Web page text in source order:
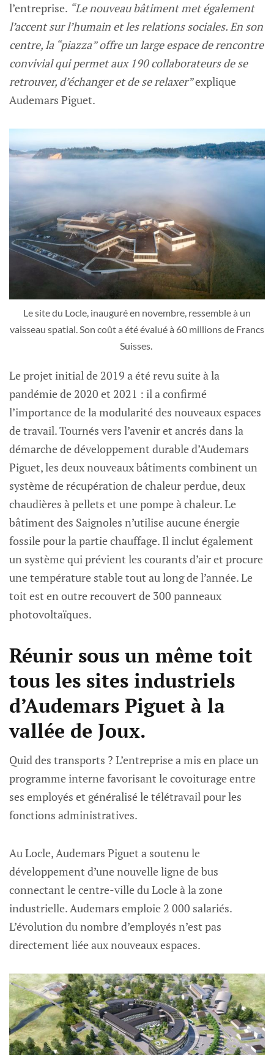
l’entreprise. “Le nouveau bâtiment met également
l’accent sur l’humain et les relations sociales. En son
centre, la “piazza” offre un large espace de rencontre
convivial qui permet aux 190 collaborateurs de se
retrouver, d’échanger et de se relaxer”explique
Audemars Piguet.
Le site du Locle, inauguré en novembre, ressemble à un
vaisseau spatial. Son coût a été évalué à 60 millions de Francs
Suisses.
Le projet initial de 2019 a été revu suite à la
pandémie de 2020 et 2021 : il a confirmé
l’importance de la modularité des nouveaux espaces
de travail. Tournés vers l’avenir et ancrés dans la
démarche de développement durable d’Audemars
Piguet, les deux nouveaux bâtiments combinent un
système de récupération de chaleur perdue, deux
chaudières à pellets et une pompe à chaleur. Le
bâtiment des Saignoles n’utilise aucune énergie
fossile pour la partie chauffage. Il inclut également
un système qui prévient les courants d’air et procure
une température stable tout au long de l’année. Le
toit est en outre recouvert de 300 panneaux
photovoltaïques.
Réunir sous un même toit
tous les sites industriels
d’Audemars Piguet à la
vallée de Joux.
Quid des transports ? L’entreprise a mis en place un
programme interne favorisant le covoiturage entre
ses employés et généralisé le télétravail pour les
fonctions administratives.
Au Locle, Audemars Piguet a soutenu le
développement d’une nouvelle ligne de bus
connectant le centre-ville du Locle à la zone
industrielle. Audemars emploie 2 000 salariés.
L’évolution du nombre d’employés n’est pas
directement liée aux nouveaux espaces.